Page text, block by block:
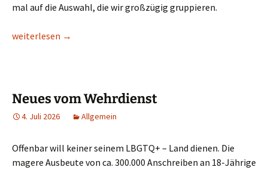
mal auf die Auswahl, die wir großzügig gruppieren.
Handreichung für Wähler
weiterlesen →
Neues vom Wehrdienst
4. Juli 2026 Allgemein
Offenbar will keiner seinem LBGTQ+ – Land dienen. Die
magere Ausbeute von ca. 300.000 Anschreiben an 18-Jährige